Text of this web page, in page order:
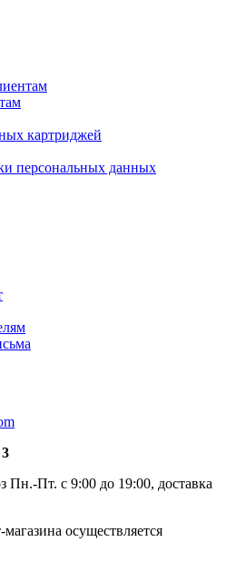
картриджей
персональных данных
Пн.-Пт. с 9:00 до 19:00, доставка
осуществляется